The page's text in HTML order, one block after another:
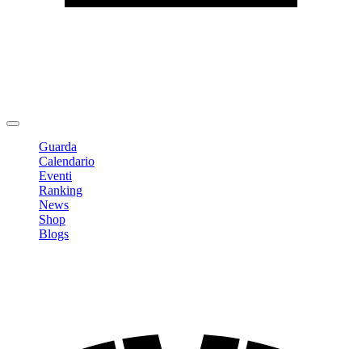
Guarda
Calendario
Eventi
Ranking
News
Shop
Blogs